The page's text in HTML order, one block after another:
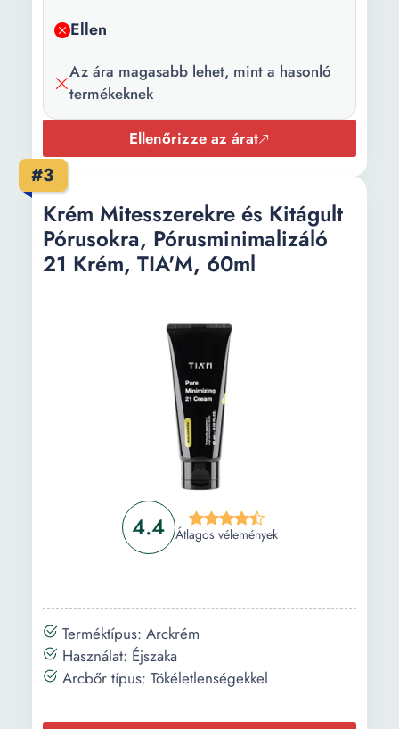
kölcsönöz Növeli a bőr
Állatokon nem tesztelt
Ellen
Az ára magasabb lehet, mint a hasonló
termékeknek
Ellenőrizze az árat
#3
4.4 Átlagos vélemények
Krém Mitesszerekre és Kitágult
Pórusokra, Pórusminimalizáló
21 Krém, TIA'M, 60ml
Terméktípus: Arckrém
Használat: Éjszaka
Arcbőr típus: Tökéletlenségekkel